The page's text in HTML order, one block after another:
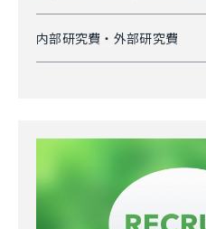
内部研究費・外部研究費